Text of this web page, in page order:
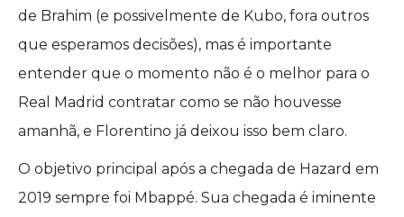
de Brahim (e possivelmente de Kubo, fora outros
que esperamos decisões), mas é importante
entender que o momento não é o melhor para o
Real Madrid contratar como se não houvesse
amanhã, e Florentino já deixou isso bem claro.
O objetivo principal após a chegada de Hazard em
2019 sempre foi Mbappé. Sua chegada é iminente